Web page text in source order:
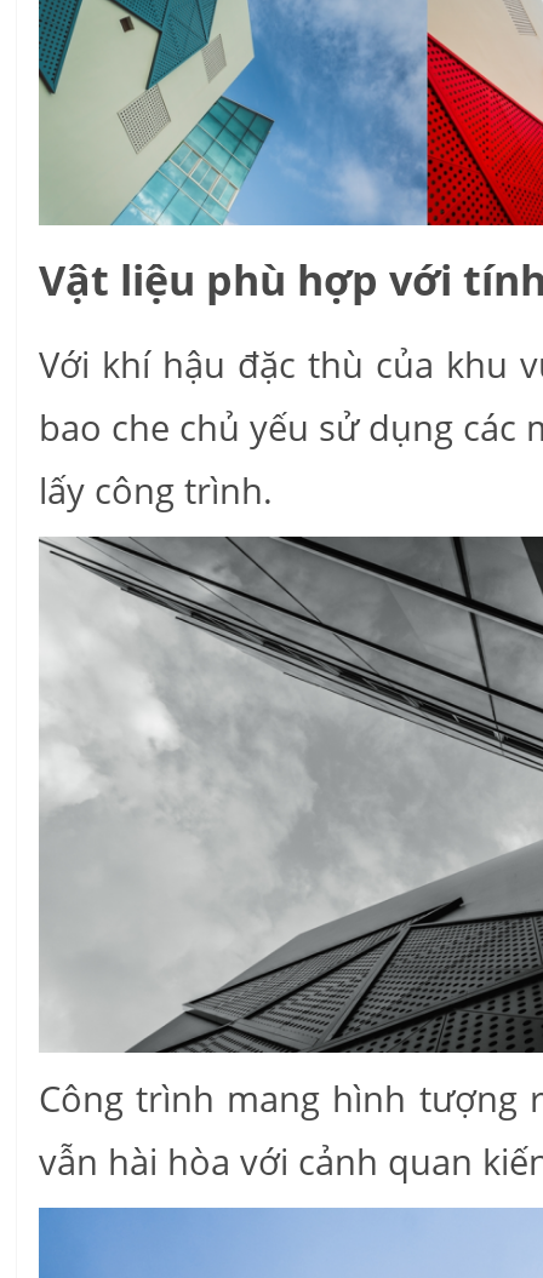
Vật liệu phù hợp với
Với khí hậu đặc thù của khu
bao che chủ yếu sử dụng
lấy công trình.
Công trình mang hình tượng
vẫn hài hòa với cảnh quan